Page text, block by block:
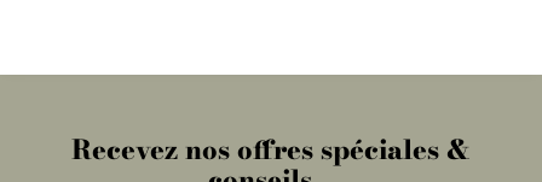
Recevez nos offres spéciales &